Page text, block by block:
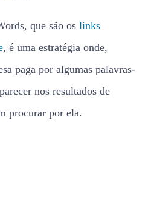
que são os links
, é uma estratégia onde,
paga por algumas palavras-
nos resultados de
procurar por ela.